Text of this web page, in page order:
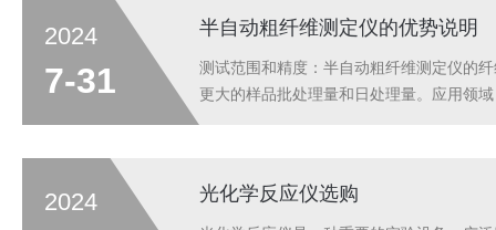
2024
7-31
半自动粗纤维测定仪的优势说明
测试范围和精度：半自动粗纤维测定仪的
更大的样品批处理量和日处理量。应用领
2024 光化学反应仪选购